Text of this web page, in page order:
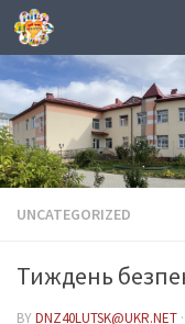
Skip to content
UNCATEGORIZED
Тиждень
BYDNZ40LUTSK@UKR.NET ·